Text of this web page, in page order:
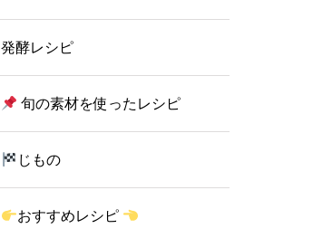
発酵レシピ
旬の素材を使ったレシピ
じもの
おすすめレシピ